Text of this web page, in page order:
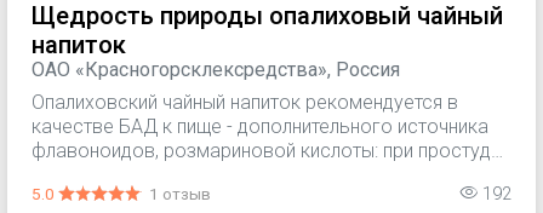
Щедрость природы опалиховый чайный
напиток
ОАО «Красногорсклексредства», Россия
Опалиховский чайный напиток рекомендуется в
качестве БАД к пище - дополнительного источника
флавоноидов, розмариновой кислоты: при простуде;
средство
5.0 1 отзыв 192